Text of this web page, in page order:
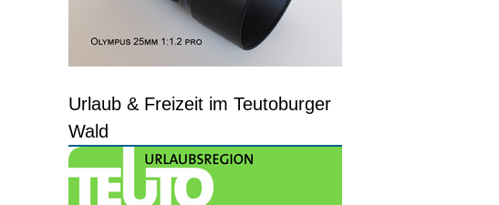
Urlaub & Freizeit im Teutoburger
Wald